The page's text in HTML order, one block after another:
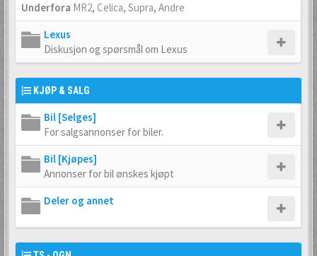
Underfora MR2, Celica, Supra, Andre
Lexus
Diskusjon og spørsmål om Lexus
KJØP & SALG
Bil [Selges]
For salgsannonser for biler.
Bil [Kjøpes]
Annonser for bil ønskes kjøpt
Deler og annet